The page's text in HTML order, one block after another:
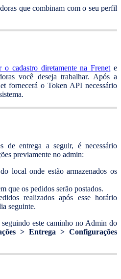
que combinam com o seu perfil
o cadastro diretamente na Frenete
você deseja trabalhar. Após a
fornecerá o Token API necessário
de entrega a seguir, é necessário
previamente no admin:
local onde estão armazenados os
que os pedidos serão postados.
realizados após esse horário
seguinte.
seguindo este caminho no Admin do
> Entrega > Configurações